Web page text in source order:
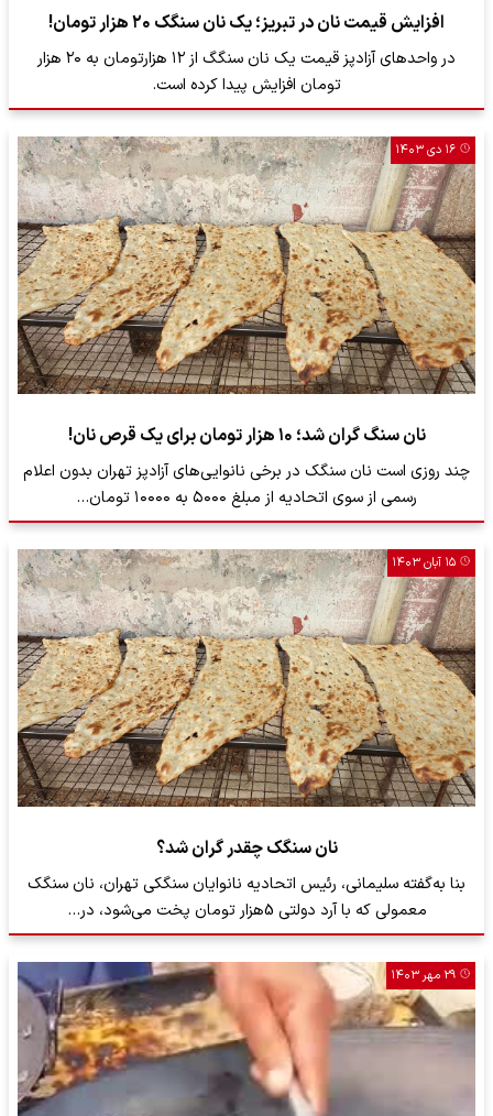
افزایش قیمت نان در تبریز؛ یک نان سنگک ۲۰ هزار تومان!
در واحد‌های آزادپز قیمت یک نان سنگگ از ۱۲ هزارتومان به ۲۰ هزار
تومان افزایش پیدا کرده است.
۱۶ دی ۱۴۰۳
نان سنگ گران شد؛ ۱۰ هزار تومان برای یک قرص نان!
چند روزی است نان سنگک در برخی نانوایی‌های آزادپز تهران بدون اعلام
رسمی از سوی اتحادیه از مبلغ ۵۰۰۰ به ۱۰۰۰۰ تومان…
۱۵ آبان ۱۴۰۳
نان سنگک چقدر گران شد؟
بنا به‌گفته سلیمانی، رئیس اتحادیه نانوایان سنگکی تهران، نان سنگک
معمولی که با آرد دولتی 5هزار تومان پخت می‌شود، در…
۲۹ مهر ۱۴۰۳